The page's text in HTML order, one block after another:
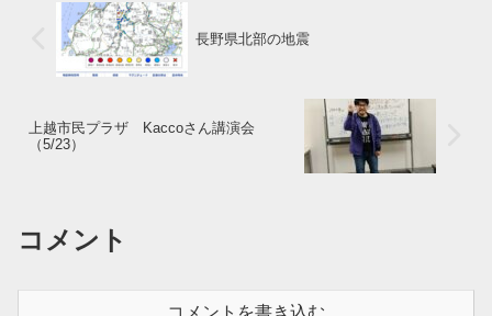
長野県北部の地震
上越市民プラザ Kaccoさん講演会
（5/23）
コメント
コメントを書き込む